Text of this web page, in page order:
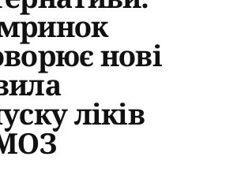
нові
ліків